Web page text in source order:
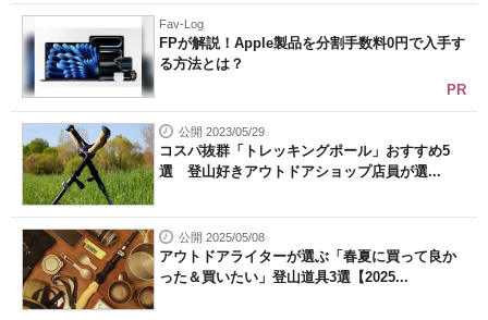
Fav-Log
FPが解説！Apple製品を分割手数料0円で入手す
る方法とは？
PR
公開 2023/05/29
コスパ抜群「トレッキングポール」おすすめ5
選 登山好きアウトドアショップ店員が選...
公開 2025/05/08
アウトドアライターが選ぶ「春夏に買って良か
った＆買いたい」登山道具3選【2025...